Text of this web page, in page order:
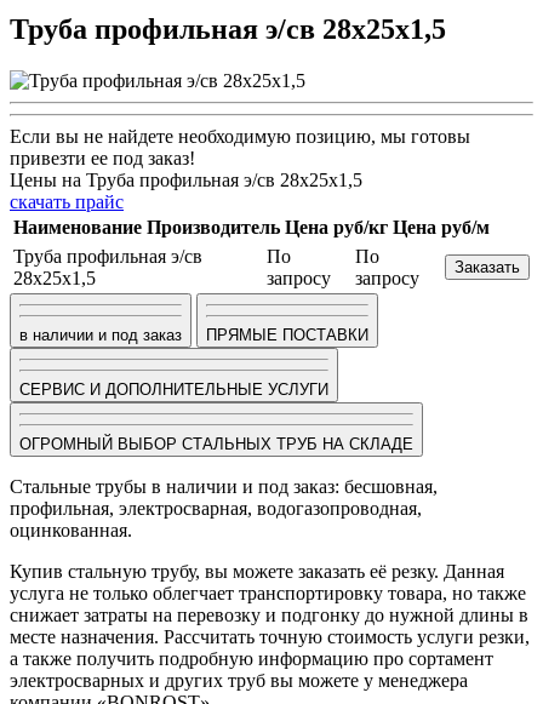
Труба профильная э/св 28х25х1,5
Если вы не найдете необходимую позицию, мы готовы
привезти ее под заказ!
Цены на Труба профильная э/св 28х25х1,5
скачать прайс
Наименование Производитель Цена руб/кг Цена руб/м
Труба профильная э/св
28х25х1,5
По
запросу
По
запросу
Заказать
в наличии и под заказ ПРЯМЫЕ ПОСТАВКИ
СЕРВИС И ДОПОЛНИТЕЛЬНЫЕ УСЛУГИ
ОГРОМНЫЙ ВЫБОР СТАЛЬНЫХ ТРУБ НА СКЛАДЕ
Стальные трубы в наличии и под заказ: бесшовная,
профильная, электросварная, водогазопроводная,
оцинкованная.
Купив стальную трубу, вы можете заказать её резку. Данная
услуга не только облегчает транспортировку товара, но также
снижает затраты на перевозку и подгонку до нужной длины в
месте назначения. Рассчитать точную стоимость услуги резки,
а также получить подробную информацию про сортамент
электросварных и других труб вы можете у менеджера